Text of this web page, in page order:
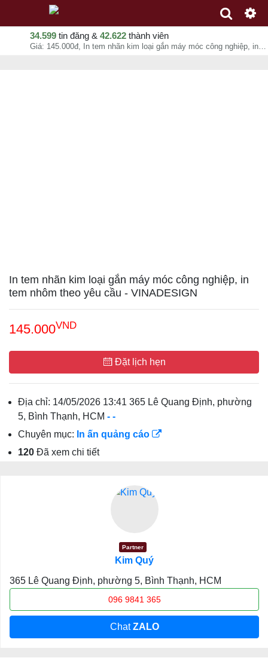
34.599 tin đăng & 42.622 thành viên
Giá: 145.000đ, In tem nhãn kim loại gắn máy móc công nghiệp, in tem nhôm theo yêu cầu - VINADESIGN, Kim Quý, chuyên mục In ấn quảng cáo tại - - 09-08-2026 18:30:24
In tem nhãn kim loại gắn máy móc công nghiệp, in
tem nhôm theo yêu cầu - VINADESIGN
145.000VND
Đặt lịch hẹn
Địa chỉ: 14/05/2026 13:41 365 Lê Quang Định, phường
5, Bình Thạnh, HCM - -
Chuyên mục: In ấn quảng cáo
120 Đã xem chi tiết
Partner
Kim Quý
365 Lê Quang Định, phường 5, Bình Thạnh, HCM
096 9841 365
ChatZALO